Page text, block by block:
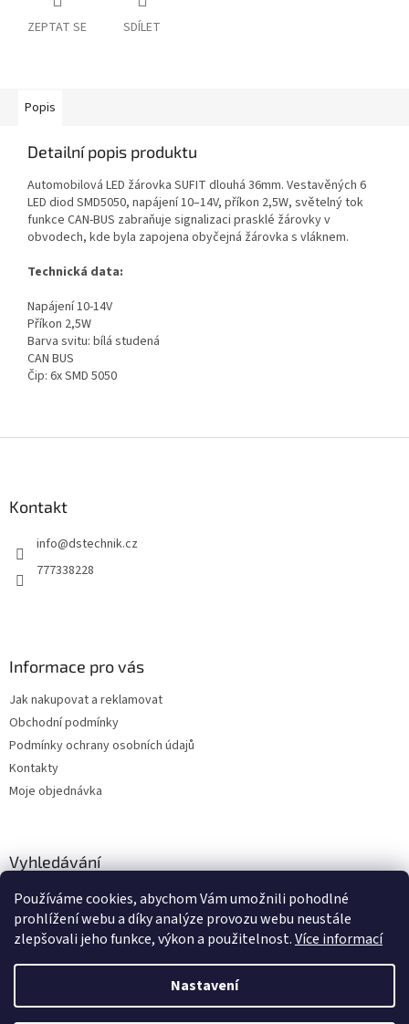
Používáme cookies, abychom Vám umožnili pohodlné
prohlížení webu a díky analýze provozu webu neustále
zlepšovali jeho funkce, výkon a použitelnost.Více informací
Nastavení
ZEPTAT SE SDÍLET
Popis
Detailní popis produktu
Automobilová LED žárovka SUFIT dlouhá 36mm. Vestavěných 6
LED diod SMD5050, napájení 10–14V, příkon 2,5W, světelný tok
funkce CAN-BUS zabraňuje signalizaci prasklé žárovky v
obvodech, kde byla zapojena obyčejná žárovka s vláknem.
Technická data:
Napájení 10-14V
Příkon 2,5W
Barva svitu: bílá studená
CAN BUS
Čip: 6x SMD 5050
Kontakt
info@dstechnik.cz
777338228
Informace pro vás
Jak nakupovat a reklamovat
Obchodní podmínky
Podmínky ochrany osobních údajů
Kontakty
Moje objednávka
Vyhledávání
HLEDAT
Vytvořil Shoptet